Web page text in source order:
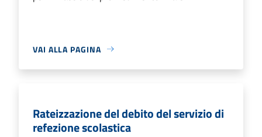
VAI ALLA PAGINA
Rateizzazione del debito del servizio di
refezione scolastica